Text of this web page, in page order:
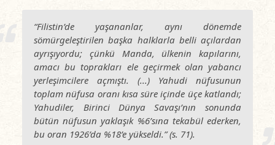
“Filistin’de yaşananlar, aynı dönemde
sömürgeleştirilen başka halklarla belli açılardan
ayrışıyordu; çünkü Manda, ülkenin kapılarını,
amacı bu toprakları ele geçirmek olan yabancı
yerleşimcilere açmıştı. (...) Yahudi nüfusunun
toplam nüfusa oranı kısa süre içinde üçe katlandı;
Yahudiler, Birinci Dünya Savaşı’nın sonunda
bütün nüfusun yaklaşık %6’sına tekabül ederken,
bu oran 1926’da %18’e yükseldi.” (s. 71).